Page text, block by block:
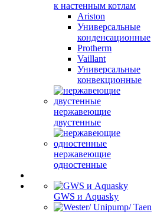
к настенным котлам
Ariston
Универсальные
конденсационные
Protherm
Vaillant
Универсальные
конвекционные
нержавеющие
двустенные
нержавеющие
одностенные
GWS и Aquasky